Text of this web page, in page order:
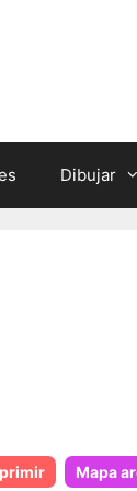
Dibujar
Mapa